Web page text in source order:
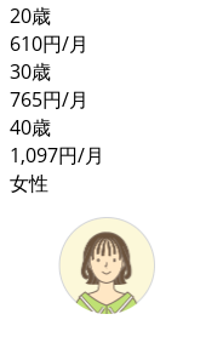
20歳
610円/月
30歳
765円/月
40歳
1,097円/月
女性